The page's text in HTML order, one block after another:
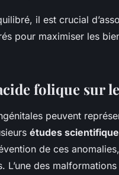
il est crucial
pour maximiser les
folique sur
peuvent
études
de ces
L’une des